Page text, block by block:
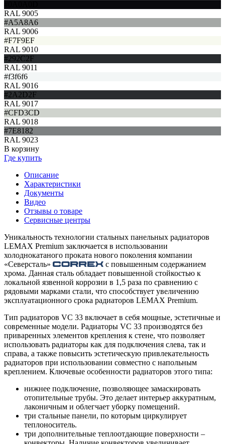
RAL 9005
#A5A8A6
RAL 9006
#F7F9EF
RAL 9010
#292C2F
RAL 9011
#f3f6f6
RAL 9016
#2A2D2F
RAL 9017
#CFD3CD
RAL 9018
#7E8182
RAL 9023
В корзину
Где купить
Описание
Характеристики
Документы
Видео
Отзывы о товаре
Сервисные центры
Уникальность технологии стальных панельных радиаторов
LEMAX Premium заключается в использовании
холоднокатаного проката нового поколения компании
«Северсталь»
с повышенным содержанием
хрома. Данная сталь обладает повышенной стойкостью к
локальной язвенной коррозии в 1,5 раза по сравнению с
рядовыми марками стали, что способствует увеличению
эксплуатационного срока радиаторов LEMAX Premium.
Тип радиаторов VC 33 включает в себя мощные, эстетичные и
современные модели. Радиаторы VC 33 производятся без
приваренных элементов крепления к стене, что позволяет
использовать радиаторы как для подключения слева, так и
справа, а также повысить эстетическую привлекательность
радиаторов при использовании совместно с напольным
креплением. Ключевые особенности радиаторов этого типа:
нижнее подключение, позволяющее замаскировать
отопительные трубы. Это делает интерьер аккуратным,
лаконичным и облегчает уборку помещений.
три стальные панели, по которым циркулирует
теплоноситель.
три дополнительные теплоотдающие поверхности –